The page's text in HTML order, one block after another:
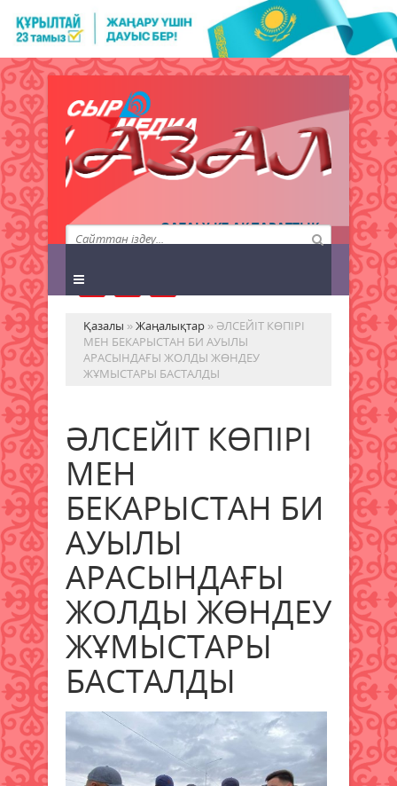
QAZALY.KZ АҚПАРАТТЫҚ
АГЕНТТІГІ
Қазалы »Жаңалықтар » ӘЛСЕЙІТ КӨПІРІ
МЕН БЕКАРЫСТАН БИ АУЫЛЫ
АРАСЫНДАҒЫ ЖОЛДЫ ЖӨНДЕУ
ЖҰМЫСТАРЫ БАСТАЛДЫ
ӘЛСЕЙІТ КӨПІРІ
МЕН
БЕКАРЫСТАН БИ
АУЫЛЫ
АРАСЫНДАҒЫ
ЖОЛДЫ ЖӨНДЕУ
ЖҰМЫСТАРЫ
БАСТАЛДЫ